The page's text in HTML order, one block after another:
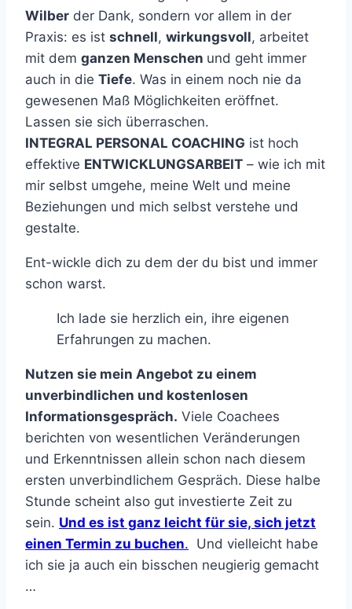
Wilber der Dank, sondern vor allem in der
Praxis: es ist schnell, wirkungsvoll, arbeitet
mit dem ganzen Menschen und geht immer
auch in die Tiefe. Was in einem noch nie da
gewesenen Maß Möglichkeiten eröffnet.
Lassen sie sich überraschen.
INTEGRAL PERSONAL COACHING ist hoch
effektive ENTWICKLUNGSARBEIT – wie ich mit
mir selbst umgehe, meine Welt und meine
Beziehungen und mich selbst verstehe und
gestalte.
Ent-wickle dich zu dem der du bist und immer
schon warst.
Ich lade sie herzlich ein, ihre eigenen
Erfahrungen zu machen.
Nutzen sie mein Angebot zu einem
unverbindlichen und kostenlosen
Informationsgespräch. Viele Coachees
berichten von wesentlichen Veränderungen
und Erkenntnissen allein schon nach diesem
ersten unverbindlichem Gespräch. Diese halbe
Stunde scheint also gut investierte Zeit zu
sein. Und es ist ganz leicht für sie, sich jetzt
einen Termin zu buchen. Und vielleicht habe
ich sie ja auch ein bisschen neugierig gemacht
…